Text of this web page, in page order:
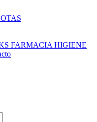
FARMACIA HIGIENE